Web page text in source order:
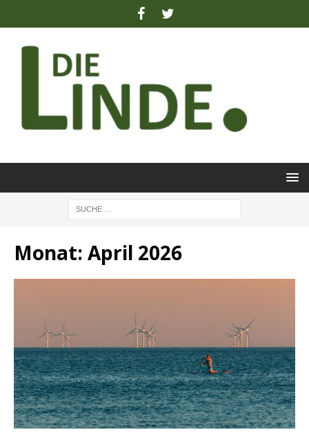
Monat: April 2026